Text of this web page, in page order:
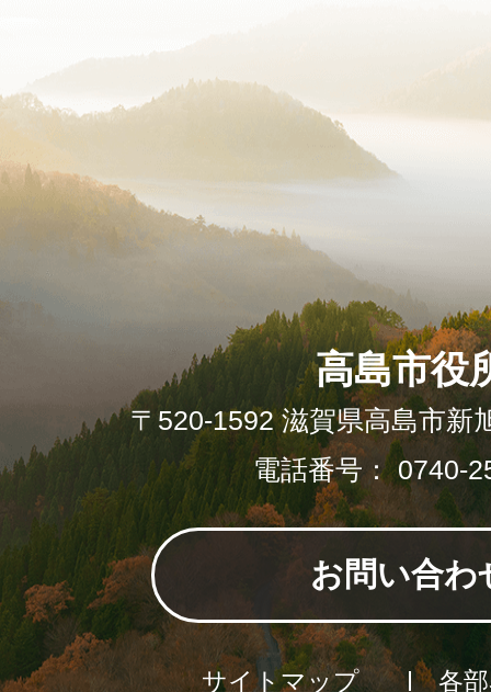
高島市役
〒520-1592 滋賀県高島市新
電話番号： 0740-
お問い合わ
サイトマップ
各